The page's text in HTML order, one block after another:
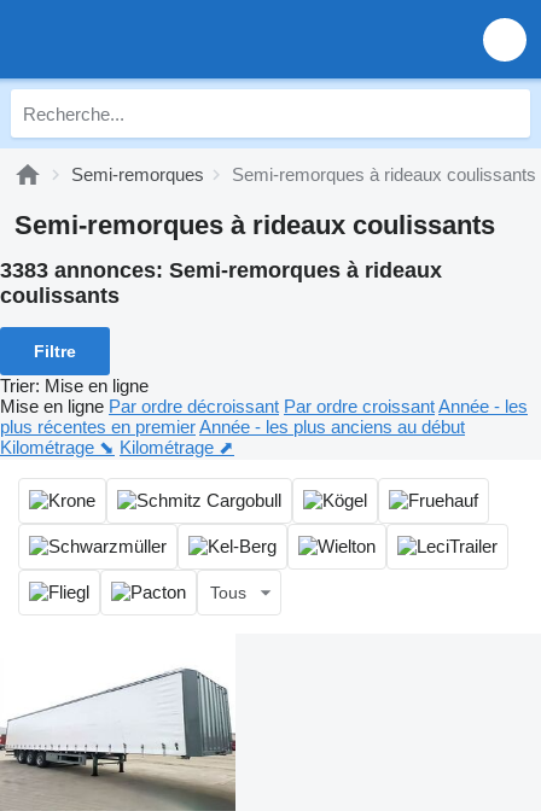
Semi-remorques Semi-remorques à rideaux coulissants
Semi-remorques à rideaux coulissants
3383 annonces: Semi-remorques à rideaux
coulissants
Filtre
Trier: Mise en ligne
Mise en ligne Par ordre décroissant Par ordre croissantAnnée - les
plus récentes en premierAnnée - les plus anciens au début
Kilométrage ⬊ Kilométrage ⬈
Tous